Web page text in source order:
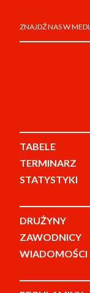
ZNAJDŹ NAS W
TABELE
TERMINARZ
STATYSTYKI
DRUŻYNY
ZAWODNICY
WIADOMOŚCI